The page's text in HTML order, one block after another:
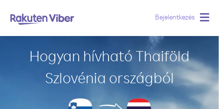
Bejelentkezés
Hogyan hívható Thaiföld
Szlovénia országból